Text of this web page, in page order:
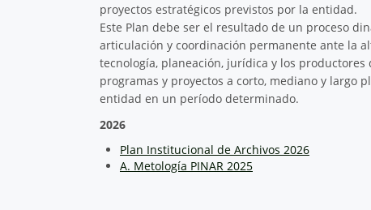
proyectos estratégicos previstos por la entidad.
Este Plan debe ser el resultado de un proceso
articulación y coordinación permanente ante la
tecnología, planeación, jurídica y los
programas y proyectos a corto, mediano y largo
entidad en un período determinado.
2026
Plan Institucional de Archivos 2026
A. Metología PINAR 2025